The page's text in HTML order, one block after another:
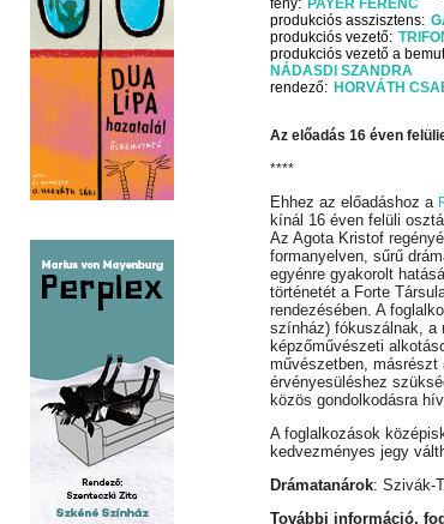
fény PAYER FERENC
produkciós asszisztens
produkciós vezető
produkciós vezető a
NÁDASDI SZANDRA
rendező HORVÁTH
Az előadás 16 éven
****
Ehhez az előadáshoz a
kínál 16 éven felüli
Az Agota Kristof
formanyelven, sűrű
egyénre gyakorolt
történetét a Forte
rendezésében. A
színház) fókuszálnak, a
képzőművészeti
művészetben, másrészt
érvényesüléshez
közös gondolkodásra
A foglalkozások
kedvezményes jegy
Drámatanárok: Szivák-
További információ,